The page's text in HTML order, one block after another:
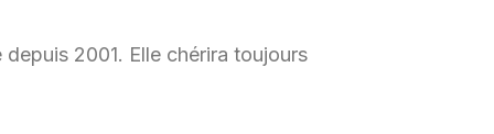
2001. Elle chérira toujours